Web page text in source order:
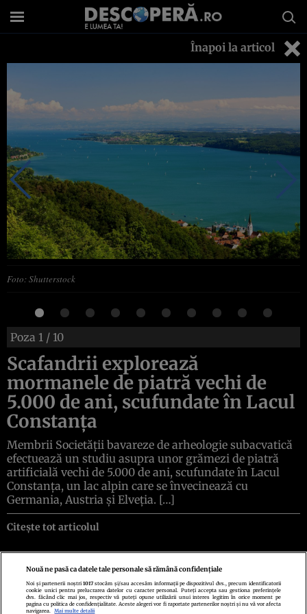
Înapoi la articol
Foto: Shutterstock
Poza 1 / 10
Scafandrii explorează
mormanele de piatră vechi de
5.000 de ani, scufundate în Lacul
Constanța
Membrii Societății bavareze de arheologie subacvatică
efectuează un studiu asupra unor grămezi de piatră
artificială vechi de 5.000 de ani, scufundate în Lacul
Constanța, un lac alpin care se învecinează cu
Germania, Austria și Elveția. […]
Citește tot articolul
Politica de confidenţialitatePolitica de cookiesTermeni şi condiţii
Echipa redacționalăContactSetări Cookies
Nouă ne pasă ca datele tale personale să rămână confidențiale
Noi și partenerii noștri1017 stocăm și/sau accesăm informații pe dispozitivul dvs., precum identificatorii
cookie unici pentru prelucrarea datelor cu caracter personal. Puteți accepta sau gestiona preferințele
dvs. făcând clic mai jos, respectiv vă puteți opune utilizării unui interes legitim în orice moment pe
pagina cu politica de confidențialitate. Aceste alegeri vor fi raportate partenerilor noștri și nu vă vor afecta
navigarea.
Mai multe detalii